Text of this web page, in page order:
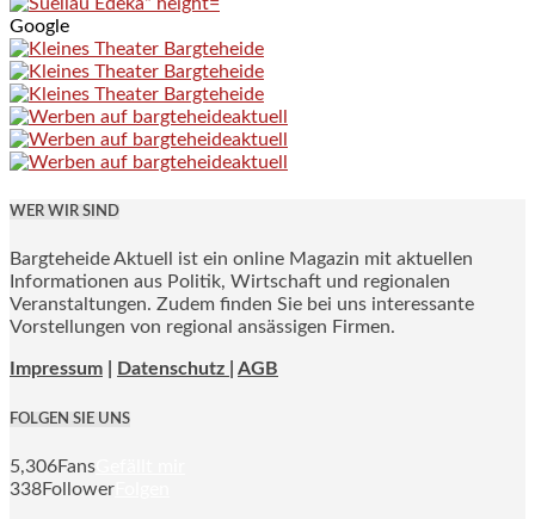
Google
WER WIR SIND
Bargteheide Aktuell ist ein online Magazin mit aktuellen
Informationen aus Politik, Wirtschaft und regionalen
Veranstaltungen. Zudem finden Sie bei uns interessante
Vorstellungen von regional ansässigen Firmen.
Impressum Datenschutz | AGB
FOLGEN SIE UNS
5,306Fans
338Follower